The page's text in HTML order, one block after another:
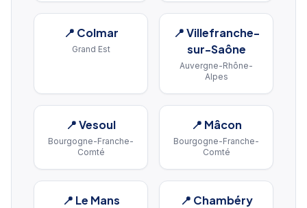
📍 Colmar
Grand Est
📍Villefranche-
sur-Saône
Auvergne-Rhône-
Alpes
📍Vesoul
Bourgogne-Franche-
Comté
📍 Mâcon
Bourgogne-Franche-
Comté
📍 Le Mans 📍 Chambéry